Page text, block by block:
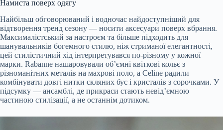
Намиста поверх одягу
Найбільш обговорюваний і водночас найдоступніший для
відтворення тренд сезону — носити аксесуари поверх вбрання.
Максималістський за настроєм та більше підходить для
шанувальників богемного стилю, ніж стриманої елегантності,
цей стилістичний хід інтерпретувався по-різному у кожної
марки. Rabanne нашаровували об’ємні квіткові кольє з
різноманітних металів на махрові поло, а Celine радили
комбінувати довгі нитки скляних бус і кристалів з сорочками. У
підсумку — ансамблі, де прикраси стають невід’ємною
частиною стилізації, а не останнім дотиком.